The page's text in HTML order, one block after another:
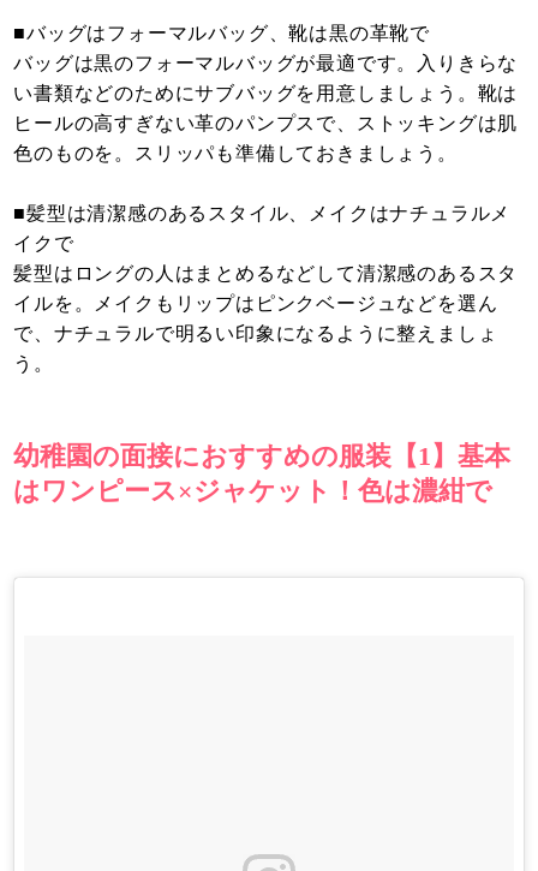
■バッグはフォーマルバッグ、靴は黒の革靴で
バッグは黒のフォーマルバッグが最適です。入りきらな
い書類などのためにサブバッグを用意しましょう。靴は
ヒールの高すぎない革のパンプスで、ストッキングは肌
色のものを。スリッパも準備しておきましょう。
■髪型は清潔感のあるスタイル、メイクはナチュラルメ
イクで
髪型はロングの人はまとめるなどして清潔感のあるスタ
イルを。メイクもリップはピンクベージュなどを選ん
で、ナチュラルで明るい印象になるように整えましょ
う。
幼稚園の面接におすすめの服装【1】基本
はワンピース×ジャケット！色は濃紺で